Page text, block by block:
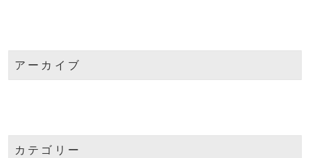
アーカイブ
カテゴリー